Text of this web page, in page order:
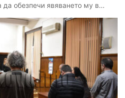
да обезпечи явяването му в…